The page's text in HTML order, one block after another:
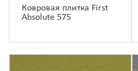
Ковровая плитка First
Absolute 575